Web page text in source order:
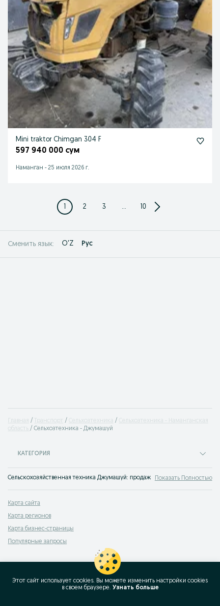
Mini traktor Chimgan 304 F
597 940 000 сум
Наманган - 25 июля 2026 г.
1 2 3 ... 10
Сменить язык: O'Z Рус
Главная Транспорт Сельхозтехника
Сельхозтехника - Наманганская
область
Сельхозтехника - Джумашуй
КАТЕГОРИЯ
Сельскохозяйственная техника Джумашуй: продажа сх техники через
Показать Полностью
Карта сайта
Карта регионов
Карта бизнес-страницы
Популярные запросы
Этот сайт использует cookies. Вы можете изменить настройки cookies
в своeм браузере. Узнать больше